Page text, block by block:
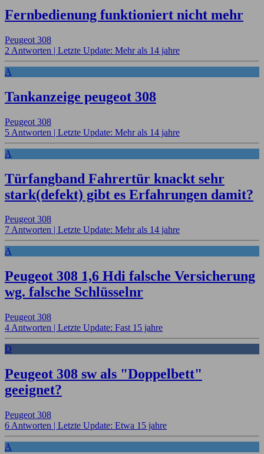
Fernbedienung funktioniert nicht mehr
Peugeot 308
2 Antworten | Letzte Update: Mehr als 14 jahre
A
Tankanzeige peugeot 308
Peugeot 308
5 Antworten | Letzte Update: Mehr als 14 jahre
A
Türfangband Fahrertür knackt sehr
stark(defekt) gibt es Erfahrungen damit?
Peugeot 308
7 Antworten | Letzte Update: Mehr als 14 jahre
A
Peugeot 308 1,6 Hdi falsche Versicherung
wg. falsche Schlüsselnr
Peugeot 308
4 Antworten | Letzte Update: Fast 15 jahre
D
Peugeot 308 sw als "Doppelbett"
geeignet?
Peugeot 308
6 Antworten | Letzte Update: Etwa 15 jahre
A